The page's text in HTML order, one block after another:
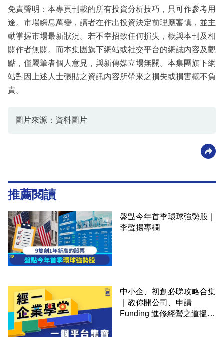
免責聲明：本專頁刊載的所有投資分析技巧，只可作參考用
途。市場瞬息萬變，讀者在作出投資決定前理應審慎，並主
動掌握市場最新狀況。若不幸招致任何損失，概與本刊及相
關作者無關。而本集團旗下網站或社交平台的網誌內容及觀
點，僅屬筆者個人意見，與新傳媒立場無關。本集團旗下網
站對因上述人士張貼之資訊內容所帶來之損失或損害概不負
責。
圖片來源：資料圖片
推薦閱讀
盤點今年首季環球強勢股｜
李聲揚專欄
中小企、初創必睇攻略合集
｜教你開公司、申請
Funding 進修經營之道搵大